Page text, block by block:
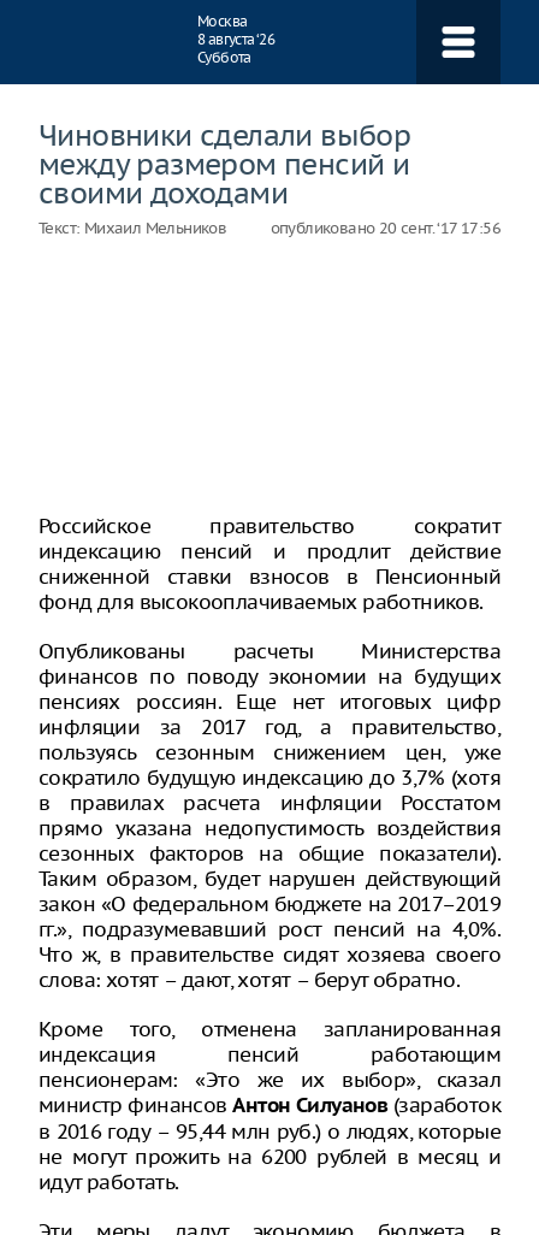
Москва
8 августа ‘26
Суббота
Чиновники сделали выбор
между размером пенсий и
своими доходами
Текст: Михаил Мельников опубликовано 20 сент. ‘17 17:56
Российское правительство сократит
индексацию пенсий и продлит действие
сниженной ставки взносов в Пенсионный
фонд для высокооплачиваемых работников.
Опубликованы расчеты Министерства
финансов по поводу экономии на будущих
пенсиях россиян. Еще нет итоговых цифр
инфляции за 2017 год, а правительство,
пользуясь сезонным снижением цен, уже
сократило будущую индексацию до 3,7% (хотя
в правилах расчета инфляции Росстатом
прямо указана недопустимость воздействия
сезонных факторов на общие показатели).
Таким образом, будет нарушен действующий
закон «О федеральном бюджете на 2017–2019
гг.», подразумевавший рост пенсий на 4,0%.
Что ж, в правительстве сидят хозяева своего
слова: хотят – дают, хотят – берут обратно.
Кроме того, отменена запланированная
индексация пенсий работающим
пенсионерам: «Это же их выбор», сказал
министр финансовАнтон Силуанов(заработок
в 2016 году – 95,44 млн руб.) о людях, которые
не могут прожить на 6200 рублей в месяц и
идут работать.